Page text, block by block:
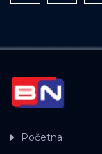
Početna